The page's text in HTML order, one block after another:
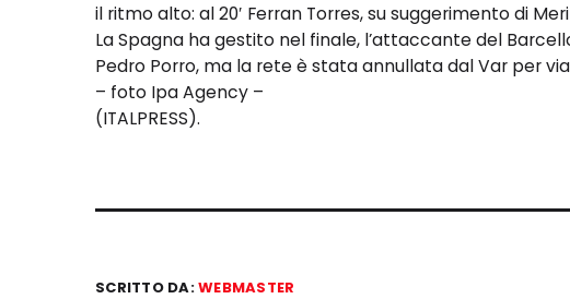
il ritmo alto: al 20′ Ferran Torres, su suggerimento di
La Spagna ha gestito nel finale, l’attaccante del
Pedro Porro, ma la rete è stata annullata dal Var per
– foto Ipa Agency –
(ITALPRESS).
SCRITTO DA:WEBMASTER